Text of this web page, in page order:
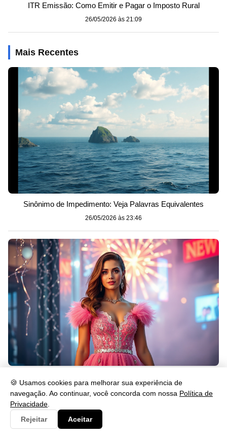
🍪 Usamos cookies para melhorar sua experiência de
navegação. Ao continuar, você concorda com nossa Política de
Privacidade
Rejeitar
Aceitar
ITR Emissão: Como Emitir e Pagar o Imposto Rural
26/05/2026 às 21:09
Mais Recentes
Sinônimo de Impedimento: Veja Palavras Equivalentes
26/05/2026 às 23:46
26/05/2026 às 23:46